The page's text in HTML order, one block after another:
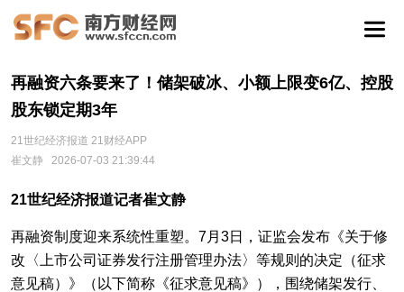
再融资六条要来了！储架破冰、小额上限变6亿、控股
股东锁定期3年
21世纪经济报道 21财经APP
崔文静
2026-07-03 21:39:44
21世纪经济报道记者崔文静
再融资制度迎来系统性重塑。7月3日，证监会发布《关于修
改〈上市公司证券发行注册管理办法〉等规则的决定（征求
意见稿）》（以下简称《征求意见稿》），围绕储架发行、